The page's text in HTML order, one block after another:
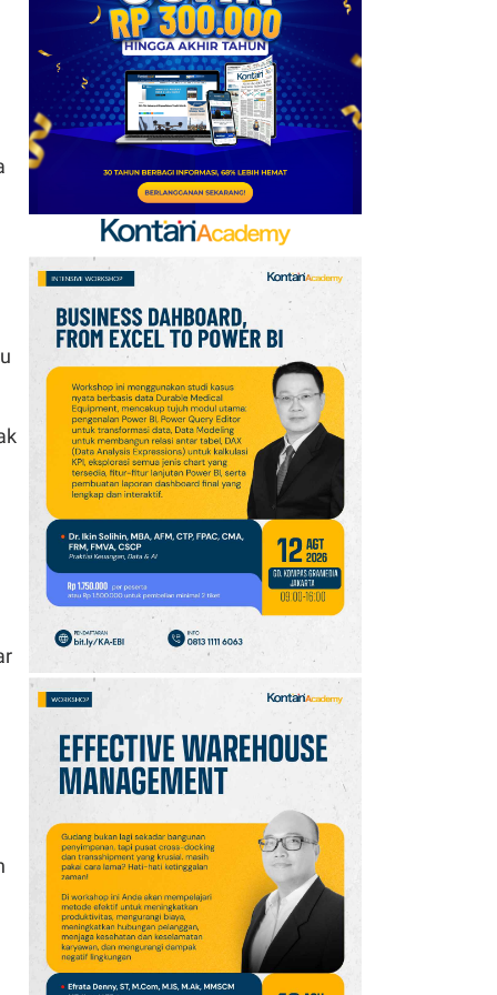
Baru, Ini Daftar 54
Saham HSC BEI per 6
Agustus 2026
7
UEFA hingga Luis Figo,
Ini Daftar Pihak yang
Menentang Gianni
Infantino
8
Krisis Migrasi Ancam
Status Maroko sebagai
Tuan Rumah Piala Dunia
2030
Promo Super Hemat
Indomaret 6–19 Agustus
2026, Diskon Kebutuhan
Rumah hingga 40%
10 Jadwal Persija vs Arema
FC Perebutan Juara 3
Piala Presiden 2026,
Kick-off Sore Ini